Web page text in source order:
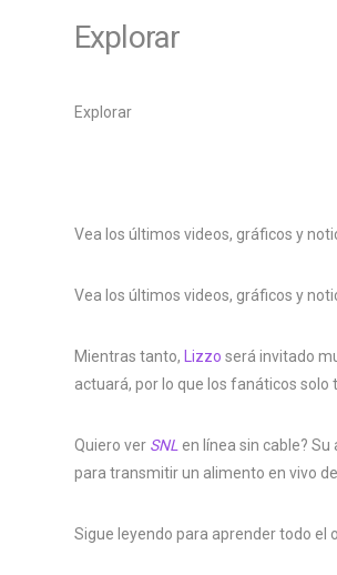
Explorar
Explorar
Vea los últimos videos, gráficos y
Vea los últimos videos, gráficos y
Mientras tanto, Lizzo será invitado
actuará, por lo que los fanáticos
Quiero ver SNL en línea sin cable?
para transmitir un alimento en vivo
Sigue leyendo para aprender todo el